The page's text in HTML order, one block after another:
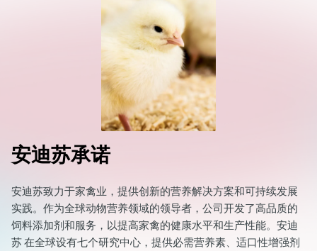
安迪苏承诺
安迪苏致力于家禽业，提供创新的营养解决方案和可持续发展
实践。作为全球动物营养领域的领导者，公司开发了高品质的
饲料添加剂和服务，以提高家禽的健康水平和生产性能。安迪
苏 在全球设有七个研究中心，提供必需营养素、适口性增强剂